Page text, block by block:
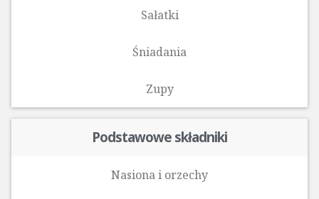
Sałatki
Śniadania
Zupy
Podstawowe składniki
Nasiona i orzechy